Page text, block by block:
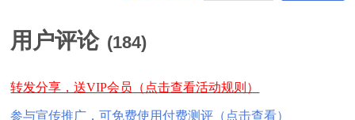
用户评论 (184)
转发分享，送VIP会员（点击查看活动规则）
参与宣传推广，可免费使用付费测评（点击查看）